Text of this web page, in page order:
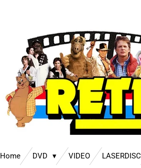
Home DVD VIDEO LASERDISC